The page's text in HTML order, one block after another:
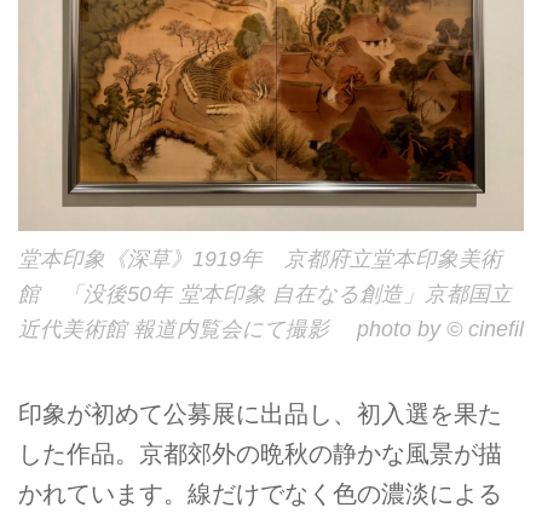
堂本印象《深草》1919年 京都府立堂本印象美術
館 「没後50年 堂本印象 自在なる創造」京都国立
近代美術館 報道内覧会にて撮影 photo by © cinefil
印象が初めて公募展に出品し、初入選を果た
した作品。京都郊外の晩秋の静かな風景が描
かれています。線だけでなく色の濃淡による